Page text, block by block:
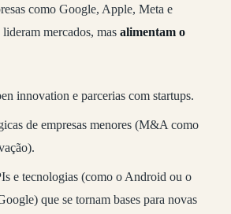
como Google, Apple, Meta e
mercados, mas alimentam o
innovation e parcerias com startups.
de empresas menores (M&A como
e tecnologias (como o Android ou o
que se tornam bases para novas